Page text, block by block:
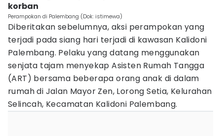
korban
Perampokan di Palembang (Dok: istimewa)
Diberitakan sebelumnya, aksi perampokan yang
terjadi pada siang hari terjadi di kawasan Kalidoni
Palembang. Pelaku yang datang menggunakan
senjata tajam menyekap Asisten Rumah Tangga
(ART) bersama beberapa orang anak di dalam
rumah di Jalan Mayor Zen, Lorong Setia, Kelurahan
Selincah, Kecamatan Kalidoni Palembang.